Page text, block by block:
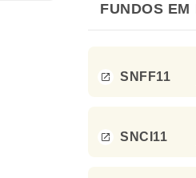
FUNDOS EM
SNFF11
SNCI11